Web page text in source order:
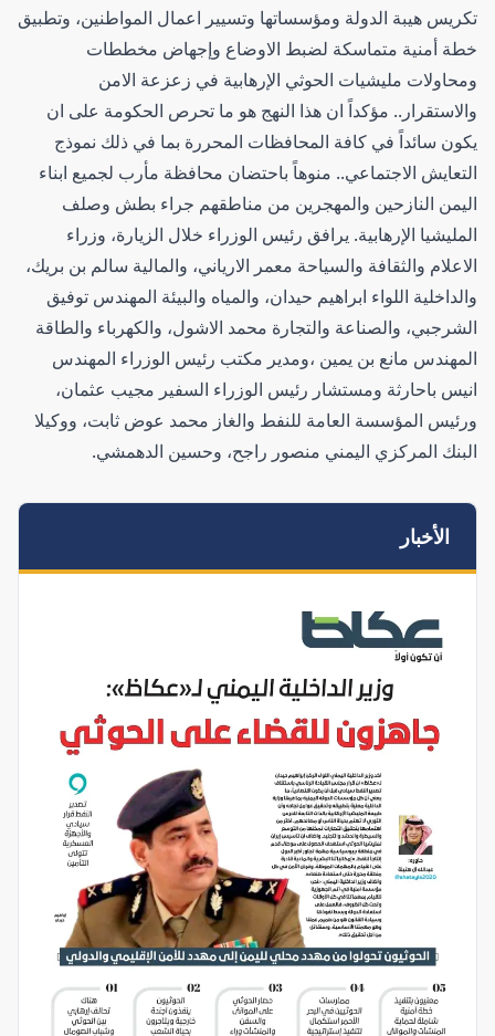
تكريس هيبة الدولة ومؤسساتها وتسيير اعمال المواطنين، وتطبيق
خطة أمنية متماسكة لضبط الاوضاع وإجهاض مخططات
ومحاولات مليشيات الحوثي الإرهابية في زعزعة الامن
والاستقرار.. مؤكداً ان هذا النهج هو ما تحرص الحكومة على ان
يكون سائداً في كافة المحافظات المحررة بما في ذلك نموذج
التعايش الاجتماعي.. منوهاً باحتضان محافظة مأرب لجميع ابناء
اليمن النازحين والمهجرين من مناطقهم جراء بطش وصلف
المليشيا الإرهابية. يرافق رئيس الوزراء خلال الزيارة، وزراء
الاعلام والثقافة والسياحة معمر الارياني، والمالية سالم بن بريك،
والداخلية اللواء ابراهيم حيدان، والمياه والبيئة المهندس توفيق
الشرجبي، والصناعة والتجارة محمد الاشول، والكهرباء والطاقة
المهندس مانع بن يمين ،ومدير مكتب رئيس الوزراء المهندس
انيس باحارثة ومستشار رئيس الوزراء السفير مجيب عثمان،
ورئيس المؤسسة العامة للنفط والغاز محمد عوض ثابت، ووكيلا
البنك المركزي اليمني منصور راجح، وحسين الدهمشي.
الأخبار